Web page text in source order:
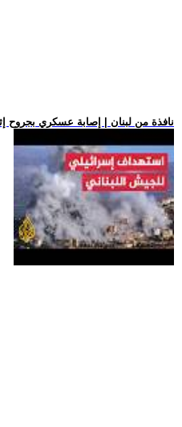
.. نافذة من لبنان | إصابة عسكري بجروح